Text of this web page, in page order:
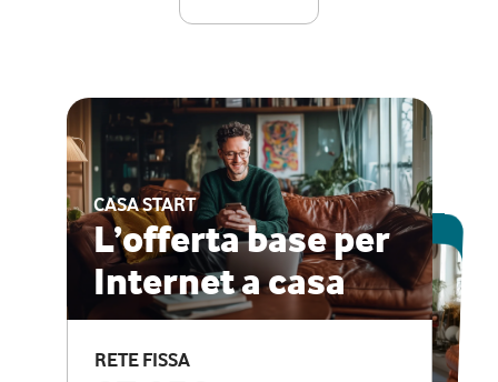
CASA START
L’offerta base per
Internet a casa
RETE FISSA
ESCLUSIVA ONLINE
CASA PRO
Internet veloce e